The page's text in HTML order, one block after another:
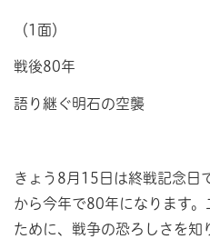
（1面）
戦後80年
語り継ぐ明石の空襲
きょう8月15日は終戦記念日
から今年で80年になります
ために、戦争の恐ろしさを知